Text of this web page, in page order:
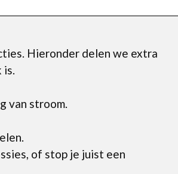
Hieronder delen we extra
van stroom.
of stop je juist een